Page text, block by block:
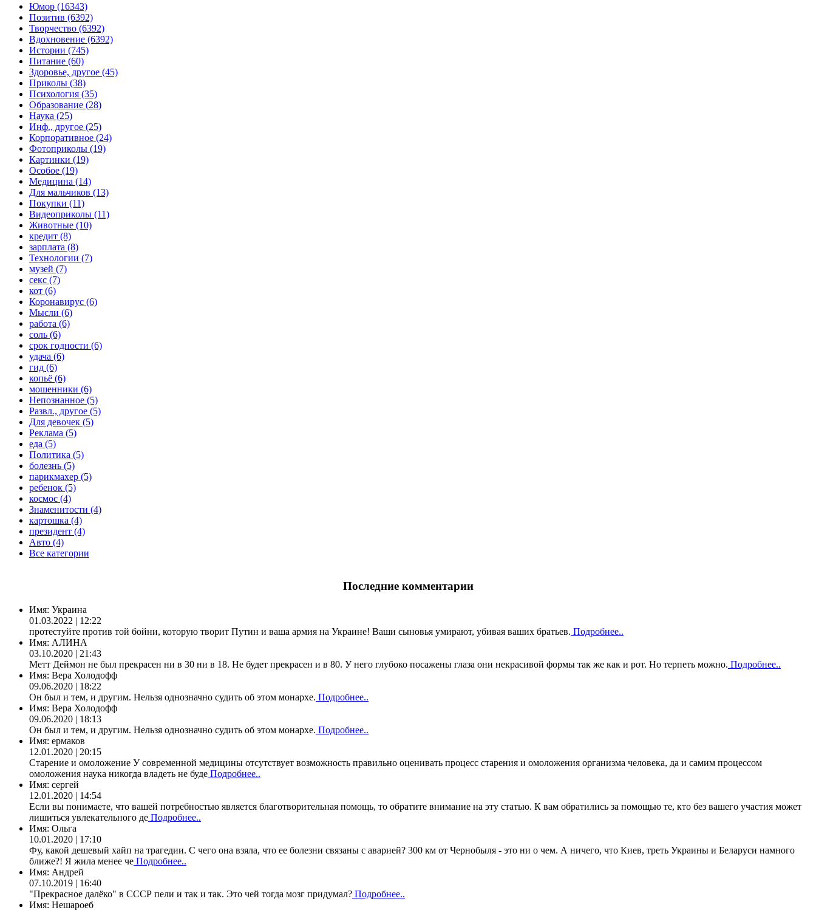
Юмор (16343)
Позитив (6392)
Творчество (6392)
Вдохновение (6392)
Истории (745)
Питание (60)
Здоровье, другое (45)
Приколы (38)
Психология (35)
Образование (28)
Наука (25)
Инф., другое (25)
Корпоративное (24)
Фотоприколы (19)
Картинки (19)
Особое (19)
Медицина (14)
Для мальчиков (13)
Покупки (11)
Видеоприколы (11)
Животные (10)
кредит (8)
зарплата (8)
Технологии (7)
музей (7)
секс (7)
кот (6)
Коронавирус (6)
Мысли (6)
работа (6)
соль (6)
срок годности (6)
удача (6)
гид (6)
копьё (6)
мошенники (6)
Непознанное (5)
Развл., другое (5)
Для девочек (5)
Реклама (5)
еда (5)
Политика (5)
болезнь (5)
парикмахер (5)
ребенок (5)
космос (4)
Знаменитости (4)
картошка (4)
президент (4)
Авто (4)
Все категории
Последние комментарии
Имя: Украина
01.03.2022 | 12:22
протестуйте против той бойни, которую творит Путин и ваша армия на Украине! Ваши сыновья умирают, убивая ваших братьев. Подробнее..
Имя: АЛИНА
03.10.2020 | 21:43
Метт Деймон не был прекрасен ни в 30 ни в 18. Не будет прекрасен и в 80. У него глубоко посажены глаза они некрасивой формы так же как и рот. Но терпеть можно. Подробнее..
Имя: Вера Холодофф
09.06.2020 | 18:22
Он был и тем, и другим. Нельзя однозначно судить об этом монархе. Подробнее..
Имя: Вера Холодофф
09.06.2020 | 18:13
Он был и тем, и другим. Нельзя однозначно судить об этом монархе. Подробнее..
Имя: ермаков
12.01.2020 | 20:15
Старение и омоложение У современной медицины отсутствует возможность правильно оценивать процесс старения и омоложения организма человека, да и самим процессом
омоложения наука никогда владеть не буде Подробнее..
Имя: сергей
12.01.2020 | 14:54
Если вы понимаете, что вашей потребностью является благотворительная помощь, то обратите внимание на эту статью. К вам обратились за помощью те, кто без вашего участия может
лишиться увлекательного де Подробнее..
Имя: Ольга
10.01.2020 | 17:10
Фу, какой дешевый хайп на трагедии. С чего она взяла, что ее болезни связаны с аварией? 300 км от Чернобыля - это ни о чем. А ничего, что Киев, треть Украины и Беларуси намного
ближе?! Я жила менее че Подробнее..
Имя: Андрей
07.10.2019 | 16:40
"Прекрасное далёко" в СССР пели и так и так. Это чей тогда мозг придумал? Подробнее..
Имя: Нешароеб